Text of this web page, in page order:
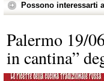
Possono interessarti
Palermo 19/
in cantina”